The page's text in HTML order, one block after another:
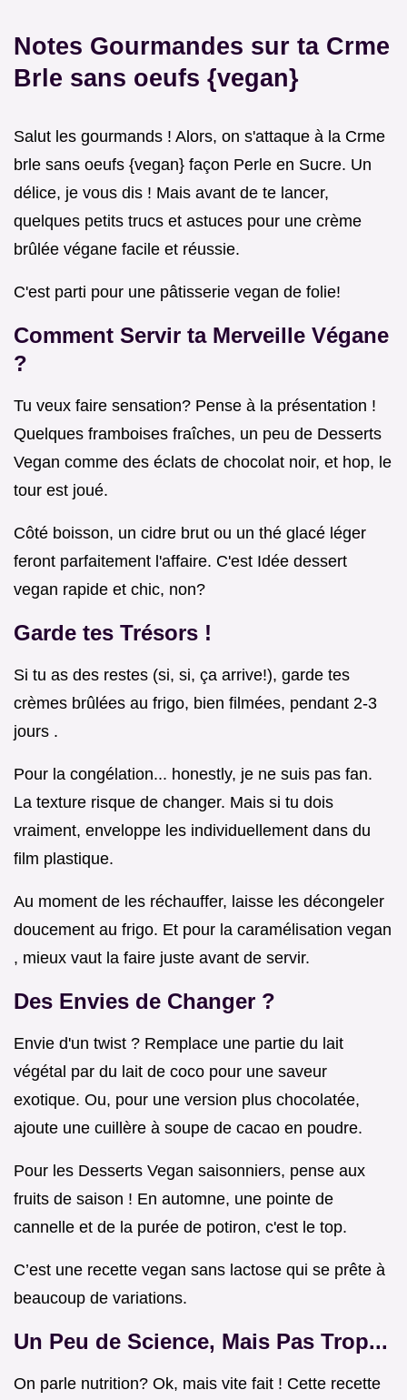
Notes Gourmandes sur ta Crme
Brle sans oeufs {vegan}
Salut les gourmands ! Alors, on s'attaque à la Crme
brle sans oeufs {vegan} façon Perle en Sucre. Un
délice, je vous dis ! Mais avant de te lancer,
quelques petits trucs et astuces pour une crème
brûlée végane facile et réussie.
C'est parti pour une pâtisserie vegan de folie!
Comment Servir ta Merveille Végane
?
Tu veux faire sensation? Pense à la présentation !
Quelques framboises fraîches, un peu de Desserts
Vegan comme des éclats de chocolat noir, et hop, le
tour est joué.
Côté boisson, un cidre brut ou un thé glacé léger
feront parfaitement l'affaire. C'est Idée dessert
vegan rapide et chic, non?
Garde tes Trésors !
Si tu as des restes (si, si, ça arrive!), garde tes
crèmes brûlées au frigo, bien filmées, pendant 2-3
jours .
Pour la congélation... honestly, je ne suis pas fan.
La texture risque de changer. Mais si tu dois
vraiment, enveloppe les individuellement dans du
film plastique.
Au moment de les réchauffer, laisse les décongeler
doucement au frigo. Et pour la caramélisation vegan
, mieux vaut la faire juste avant de servir.
Des Envies de Changer ?
Envie d'un twist ? Remplace une partie du lait
végétal par du lait de coco pour une saveur
exotique. Ou, pour une version plus chocolatée,
ajoute une cuillère à soupe de cacao en poudre.
Pour les Desserts Vegan saisonniers, pense aux
fruits de saison ! En automne, une pointe de
cannelle et de la purée de potiron, c'est le top.
C’est une recette vegan sans lactose qui se prête à
beaucoup de variations.
Un Peu de Science, Mais Pas Trop...
On parle nutrition? Ok, mais vite fait ! Cette recette